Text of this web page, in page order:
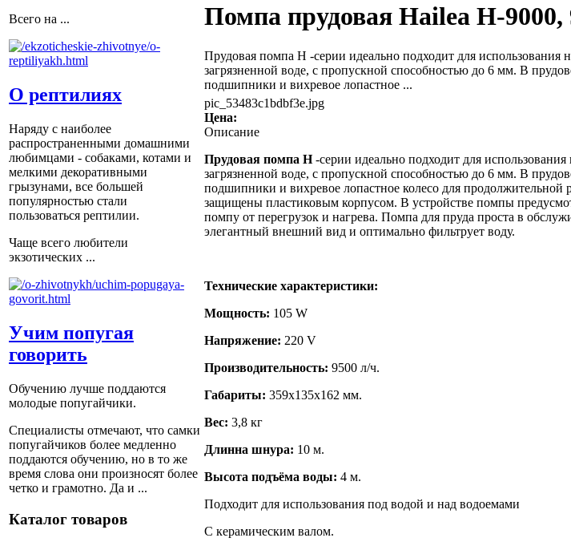
Всего на ...
О рептилиях
Наряду с наиболее
распространенными домашними
любимцами - собаками, котами и
мелкими декоративными
грызунами, все большей
популярностью стали
пользоваться рептилии.
Чаще всего любители
экзотических ...
Учим попугая
говорить
Обучению лучше поддаются
молодые попугайчики.
Специалисты отмечают, что самки
попугайчиков более медленно
поддаются обучению, но в то же
время слова они произносят более
четко и грамотно. Да и ...
Каталог товаров
Помпа прудовая Hailea H-9000,
Прудовая помпа H -серии идеально подходит для использования
загрязненной воде, с пропускной способностью до 6 мм. В
подшипники и вихревое лопастное ...
pic_53483c1bdbf3e.jpg
Цена:
Описание
Прудовая помпа H-серии идеально подходит для
загрязненной воде, с пропускной способностью до 6 мм. В
подшипники и вихревое лопастное колесо для продолжительной
защищены пластиковым корпусом. В устройстве помпы
помпу от перегрузок и нагрева. Помпа для пруда проста в
элегантный внешний вид и оптимально фильтрует воду.
Технические характеристики:
Мощность: 105 W
Напряжение: 220 V
Производительность: 9500 л/ч.
Габариты: 359x135x162 мм.
Вес: 3,8 кг
Длинна шнура: 10 м.
Высота подъёма воды: 4 м.
Подходит для использования под водой и над водоемами
С керамическим валом.